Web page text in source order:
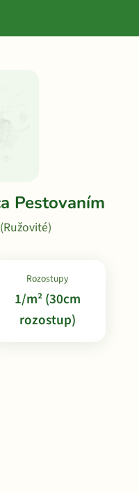
Pestovaním
Rozostupy
1/m² (30cm
rozostup)